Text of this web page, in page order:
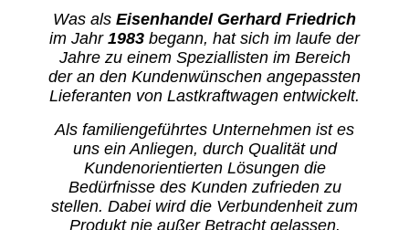
Was als Eisenhandel Gerhard Friedrich
im Jahr 1983 begann, hat sich im laufe der
Jahre zu einem Speziallisten im Bereich
der an den Kundenwünschen angepassten
Lieferanten von Lastkraftwagen entwickelt.
Als familiengeführtes Unternehmen ist es
uns ein Anliegen, durch Qualität und
Kundenorientierten Lösungen die
Bedürfnisse des Kunden zufrieden zu
stellen. Dabei wird die Verbundenheit zum
Produkt nie außer Betracht gelassen.